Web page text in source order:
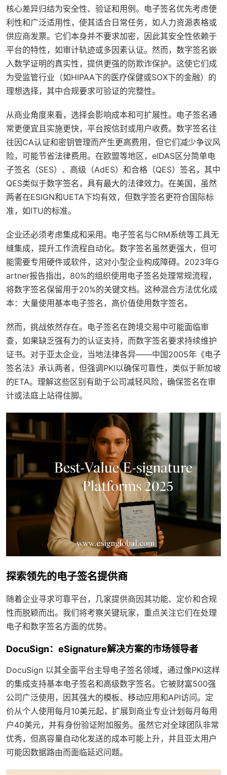
核心差异归结为安全性、验证和用例。电子签名优先考虑便
利性和广泛适用性，使其适合日常任务，如人力资源表格或
供应商发票。它们本身并不要求加密，因此其安全性依赖于
平台的特性，如审计轨迹或多因素认证。然而，数字签名嵌
入数学证明的真实性，提供更强的防欺诈保护。这使它们成
为受监管行业（如HIPAA下的医疗保健或SOX下的金融）的
理想选择，其中合规要求可验证的完整性。
从商业角度来看，选择会影响成本和可扩展性。电子签名通
常更便宜且实施更快，平台按信封或用户收费。数字签名往
往因CA认证和密钥管理而产生更高费用，但它们减少争议风
险，可能节省法律费用。在欧盟等地区，eIDAS区分简单电
子签名（SES）、高级（AdES）和合格（QES）签名，其中
QES类似于数字签名，具有最大的法律效力。在美国，虽然
两者在ESIGN和UETA下均有效，但数字签名更符合国际标
准，如ITU的标准。
企业还必须考虑集成和采用。电子签名与CRM系统等工具无
缝集成，提升工作流程自动化。数字签名虽然更强大，但可
能需要专用硬件或软件，这对小型企业构成障碍。2023年G
artner报告指出，80%的组织使用电子签名处理常规流程，
将数字签名保留用于20%的关键文档。这种混合方法优化成
本：大量使用基本电子签名，高价值使用数字签名。
然而，挑战依然存在。电子签名在跨境交易中可能面临审
查，如果缺乏强有力的认证支持，而数字签名要求持续维护
证书。对于亚太企业，当地法律各异——中国2005年《电子
签名法》承认两者，但强调PKI以确保可靠性，类似于新加坡
的ETA。理解这些区别有助于公司减轻风险，确保签名在审
计或法庭上站得住脚。
探索领先的电子签名提供商
随着企业寻求可靠平台，几家提供商因其功能、定价和合规
性而脱颖而出。我们将考察关键玩家，重点关注它们在处理
电子和数字签名方面的优势。
DocuSign：eSignature解决方案的市场领导者
DocuSign 以其全面平台主导电子签名领域，通过像PKI这样
的集成支持基本电子签名和高级数字签名。它被财富500强
公司广泛使用，因其强大的模板、移动应用和API访问。定
价从个人使用每月10美元起，扩展到商业专业计划每月每用
户40美元，并有身份验证附加服务。虽然它对全球团队非常
优秀，但高容量自动化发送的成本可能上升，并且亚太用户
可能因数据路由而面临延迟问题。